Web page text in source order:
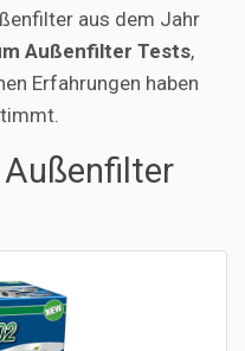
aus dem Jahr
Außenfilter Tests,
Erfahrungen haben